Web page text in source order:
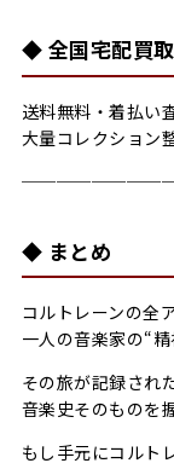
◆ 全国宅配買取
送料無料・着払い
大量コレクション
◆ まとめ
コルトレーンの全
一人の音楽家の“
その旅が記録され
音楽史そのものを
もし手元にコルト